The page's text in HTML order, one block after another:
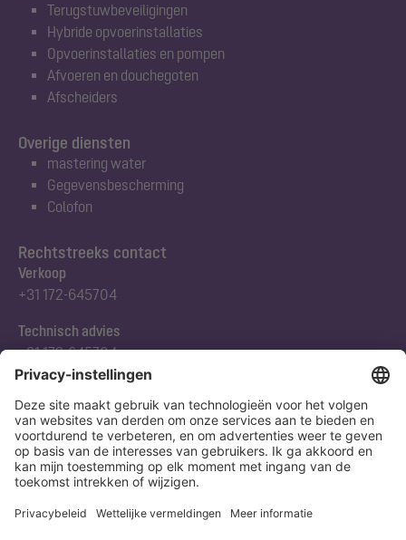
Terugstuwbeveiligingen
Hybride opvoerinstallaties
Opvoerinstallaties en pompen
Afvoeren en douchegoten
Afscheiders
Rechtstreeks contact
Verkoop
+31 172-645704
Technisch advies
+31 172-645704
Abonneert u zich op onze nieuwsbrief
Nu aanmelden
Overige diensten
mastering water
Gegevensbescherming
Colofon